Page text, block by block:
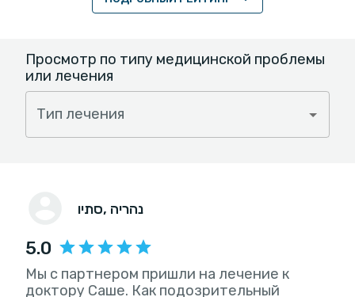
Просмотр по типу медицинской проблемы
или лечения
Тип лечения
סתיו , נהריה
5.0
Мы с партнером пришли на лечение к
доктору Саше. Как подозрительный